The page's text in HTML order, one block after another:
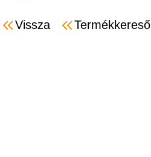
Vissza Termékkereső